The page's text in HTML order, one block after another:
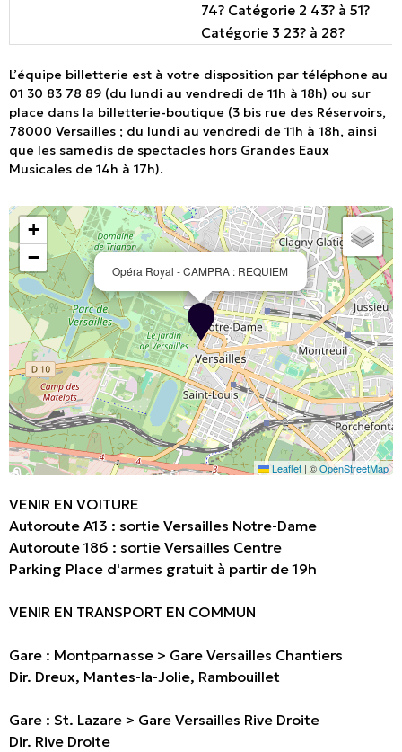
74? Catégorie 2 43? à 51?
Catégorie 3 23? à 28?
L’équipe billetterie est à votre disposition par téléphone au
01 30 83 78 89 (du lundi au vendredi de 11h à 18h) ou sur
place dans la billetterie-boutique (3 bis rue des Réservoirs,
78000 Versailles ; du lundi au vendredi de 11h à 18h, ainsi
que les samedis de spectacles hors Grandes Eaux
Musicales de 14h à 17h).
Opéra Royal - CAMPRA : REQUIEM
+
−
Leaflet | ©OpenStreetMap
VENIR EN VOITURE
Autoroute A13 : sortie Versailles Notre-Dame
Autoroute 186 : sortie Versailles Centre
Parking Place d'armes gratuit à partir de 19h
VENIR EN TRANSPORT EN COMMUN
Gare : Montparnasse > Gare Versailles Chantiers
Dir. Dreux, Mantes-la-Jolie, Rambouillet
Gare : St. Lazare > Gare Versailles Rive Droite
Dir. Rive Droite